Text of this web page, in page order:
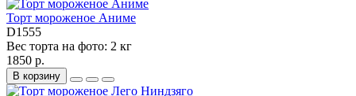
Торт мороженое Аниме
D1555
Вес торта на фото: 2 кг
1850 р.
В корзину